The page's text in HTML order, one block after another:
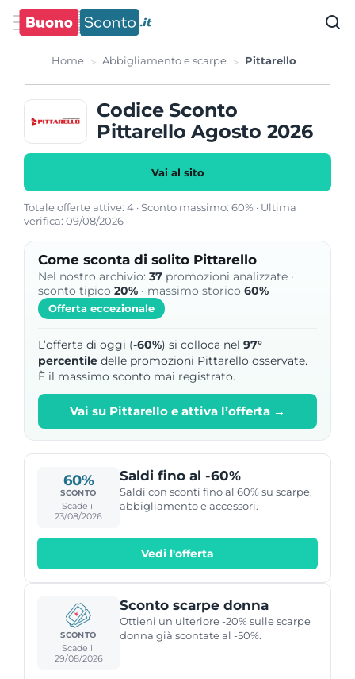
Home Abbigliamento e scarpe Pittarello
Codice Sconto
Pittarello Agosto 2026
Vai al sito
Totale offerte attive: 4 · Sconto massimo: 60% · Ultima
verifica: 09/08/2026
Come sconta di solito Pittarello
Nel nostro archivio: 37 promozioni analizzate ·
sconto tipico 20% · massimo storico 60%
Offerta eccezionale
L’offerta di oggi (-60%) si colloca nel 97°
percentile delle promozioni Pittarello osservate.
È il massimo sconto mai registrato.
Vai su Pittarello e attiva l’offerta →
60%
SCONTO
Scade il
23/08/2026
Saldi fino al -60%
Saldi con sconti fino al 60% su scarpe,
abbigliamento e accessori.
Vedi l'offerta
SCONTO
Scade il
29/08/2026
Sconto scarpe donna
Ottieni un ulteriore -20% sulle scarpe
donna già scontate al -50%.